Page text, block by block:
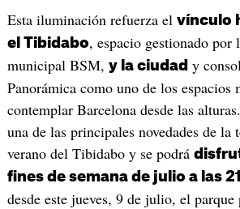
Esta iluminación refuerza el vínculo
el Tibidabo, espacio gestionado por
municipal BSM, y la ciudad y
Panorámica como uno de los espacios
contemplar Barcelona desde las
una de las principales novedades de la
verano del Tibidabo y se podrá
fines de semana de julio a las
desde este jueves, 9 de julio, el parque